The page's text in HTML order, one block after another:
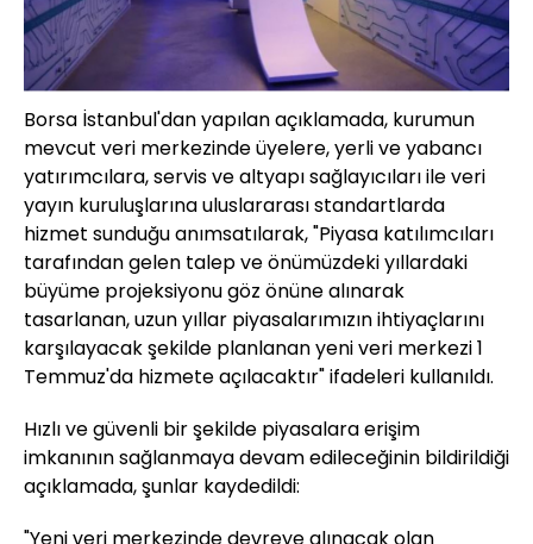
Borsa İstanbul'dan yapılan açıklamada, kurumun
mevcut veri merkezinde üyelere, yerli ve yabancı
yatırımcılara, servis ve altyapı sağlayıcıları ile veri
yayın kuruluşlarına uluslararası standartlarda
hizmet sunduğu anımsatılarak, "Piyasa katılımcıları
tarafından gelen talep ve önümüzdeki yıllardaki
büyüme projeksiyonu göz önüne alınarak
tasarlanan, uzun yıllar piyasalarımızın ihtiyaçlarını
karşılayacak şekilde planlanan yeni veri merkezi 1
Temmuz'da hizmete açılacaktır" ifadeleri kullanıldı.
Hızlı ve güvenli bir şekilde piyasalara erişim
imkanının sağlanmaya devam edileceğinin bildirildiği
açıklamada, şunlar kaydedildi:
"Yeni veri merkezinde devreye alınacak olan